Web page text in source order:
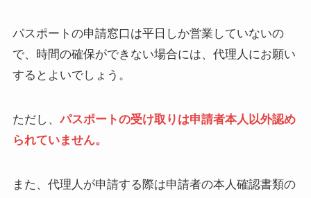
パスポートの申請窓口は平日しか営業していないの
で、時間の確保ができない場合には、代理人にお願い
するとよいでしょう。
ただし、パスポートの受け取りは申請者本人以外認め
られていません。
また、代理人が申請する際は申請者の本人確認書類の